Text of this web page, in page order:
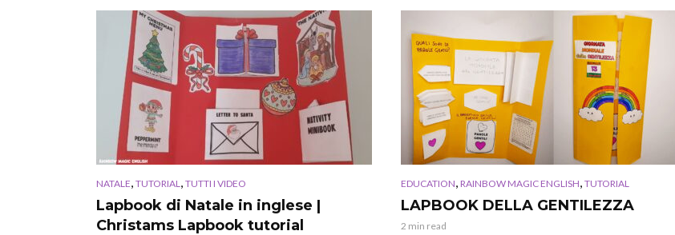
NATALE, TUTORIAL , TUTTI I VIDEO
Lapbook di Natale in inglese |
Christams Lapbook tutorial
EDUCATION, RAINBOW MAGIC ENGLISH, TUTORIAL
LAPBOOK DELLA GENTILEZZA
2 min read